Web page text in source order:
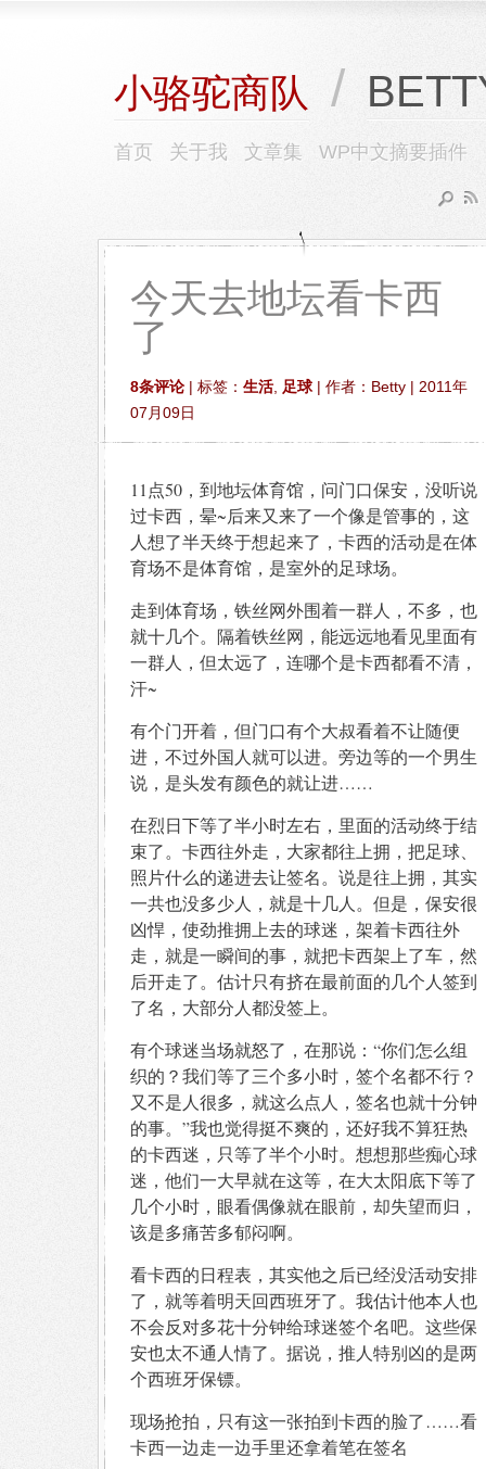
小骆驼商队 /
首页 关于我 文章集 WP中文摘要插件
今天去地坛看卡西
了
8条评论 | 标签： 生活 足球 | 作者：Betty | 2011年
07月09日
11点50，到地坛体育馆，问门口保安，没听说
过卡西，晕~后来又来了一个像是管事的，这
人想了半天终于想起来了，卡西的活动是在体
育场不是体育馆，是室外的足球场。
走到体育场，铁丝网外围着一群人，不多，也
就十几个。隔着铁丝网，能远远地看见里面有
一群人，但太远了，连哪个是卡西都看不清，
汗~
有个门开着，但门口有个大叔看着不让随便
进，不过外国人就可以进。旁边等的一个男生
说，是头发有颜色的就让进……
在烈日下等了半小时左右，里面的活动终于结
束了。卡西往外走，大家都往上拥，把足球、
照片什么的递进去让签名。说是往上拥，其实
一共也没多少人，就是十几人。但是，保安很
凶悍，使劲推拥上去的球迷，架着卡西往外
走，就是一瞬间的事，就把卡西架上了车，然
后开走了。估计只有挤在最前面的几个人签到
了名，大部分人都没签上。
有个球迷当场就怒了，在那说：“你们怎么组
织的？我们等了三个多小时，签个名都不行？
又不是人很多，就这么点人，签名也就十分钟
的事。”我也觉得挺不爽的，还好我不算狂热
的卡西迷，只等了半个小时。想想那些痴心球
迷，他们一大早就在这等，在大太阳底下等了
几个小时，眼看偶像就在眼前，却失望而归，
该是多痛苦多郁闷啊。
看卡西的日程表，其实他之后已经没活动安排
了，就等着明天回西班牙了。我估计他本人也
不会反对多花十分钟给球迷签个名吧。这些保
安也太不通人情了。据说，推人特别凶的是两
个西班牙保镖。
现场抢拍，只有这一张拍到卡西的脸了……看
卡西一边走一边手里还拿着笔在签名